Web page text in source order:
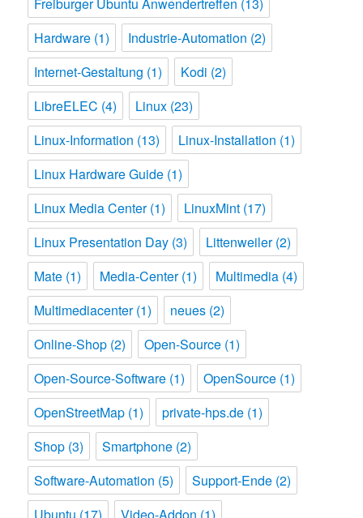
Hardware (1) Industrie-Automation (2)
Internet-Gestaltung (1) Kodi (2)
LibreELEC (4) Linux (23)
Linux-Information (13) Linux-Installation (1)
Linux Hardware Guide (1)
Linux Media Center(1) LinuxMint (17)
Linux Presentation Day (3) Littenweiler(2)
Mate (1) Media-Center(1) Multimedia (4)
Multimediacenter(1) neues (2)
Online-Shop (2) Open-Source (1)
Open-Source-Software (1) OpenSource (1)
OpenStreetMap (1) private-hps.de (1)
Shop (3) Smartphone (2)
Software-Automation (5) Support-Ende (2)
Ubuntu (17) Video-Addon (1)